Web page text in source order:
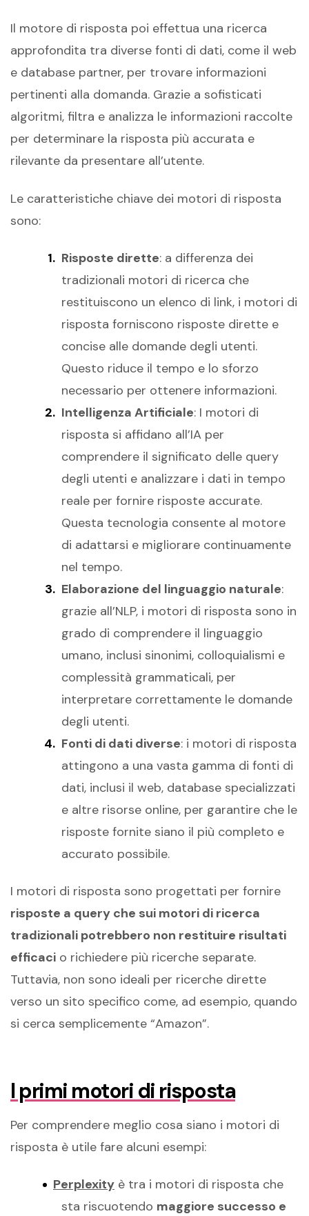
Il motore di risposta poi effettua una ricerca
approfondita tra diverse fonti di dati, come il web
e database partner, per trovare informazioni
pertinenti alla domanda. Grazie a sofisticati
algoritmi, filtra e analizza le informazioni raccolte
per determinare la risposta più accurata e
rilevante da presentare all’utente.
Le caratteristiche chiave dei motori di risposta
sono:
Risposte dirette: a differenza dei
tradizionali motori di ricerca che
restituiscono un elenco di link, i motori di
risposta forniscono risposte dirette e
concise alle domande degli utenti.
Questo riduce il tempo e lo sforzo
necessario per ottenere informazioni.
Intelligenza Artificiale: I motori di
risposta si affidano all’IA per
comprendere il significato delle query
degli utenti e analizzare i dati in tempo
reale per fornire risposte accurate.
Questa tecnologia consente al motore
di adattarsi e migliorare continuamente
nel tempo.
Elaborazione del linguaggio naturale:
grazie all’NLP, i motori di risposta sono in
grado di comprendere il linguaggio
umano, inclusi sinonimi, colloquialismi e
complessità grammaticali, per
interpretare correttamente le domande
degli utenti.
Fonti di dati diverse: i motori di risposta
attingono a una vasta gamma di fonti di
dati, inclusi il web, database specializzati
e altre risorse online, per garantire che le
risposte fornite siano il più completo e
accurato possibile.
I motori di risposta sono progettati per fornire
risposte a query che sui motori di ricerca
tradizionali potrebbero non restituire risultati
efficaci o richiedere più ricerche separate.
Tuttavia, non sono ideali per ricerche dirette
verso un sito specifico come, ad esempio, quando
si cerca semplicemente “Amazon”.
I primi motori di risposta
Per comprendere meglio cosa siano i motori di
risposta è utile fare alcuni esempi:
Perplexity è tra i motori di risposta che
sta riscuotendo maggiore successo e